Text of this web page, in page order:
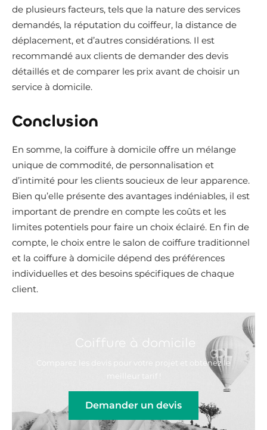
de plusieurs facteurs, tels que la nature des services
demandés, la réputation du coiffeur, la distance de
déplacement, et d’autres considérations. Il est
recommandé aux clients de demander des devis
détaillés et de comparer les prix avant de choisir un
service à domicile.
Conclusion
En somme, la coiffure à domicile offre un mélange
unique de commodité, de personnalisation et
d’intimité pour les clients soucieux de leur apparence.
Bien qu’elle présente des avantages indéniables, il est
important de prendre en compte les coûts et les
limites potentiels pour faire un choix éclairé. En fin de
compte, le choix entre le salon de coiffure traditionnel
et la coiffure à domicile dépend des préférences
individuelles et des besoins spécifiques de chaque
client.
Coiffure à domicile
Comparez les devis pour votre projet et obtenez le
meilleur tarif !
Demander un devis